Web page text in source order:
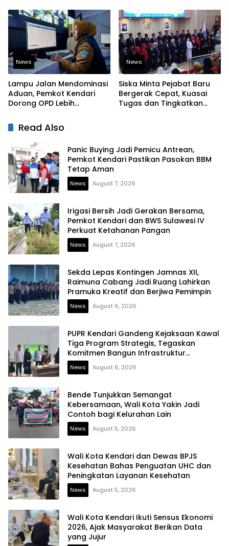
News
Lampu Jalan Mendominasi
Aduan, Pemkot Kendari
Dorong OPD Lebih
Laporan Warga
News
Siska Minta Pejabat Baru
Bergerak Cepat, Kuasai
Tugas dan Tingkatkan
Read Also
Panic Buying Jadi Pemicu Antrean,
Pemkot Kendari Pastikan Pasokan BBM
Tetap Aman
News August 7, 2026
Irigasi Bersih Jadi Gerakan Bersama,
Pemkot Kendari dan BWS Sulawesi IV
Perkuat Ketahanan Pangan
News August 7, 2026
Sekda Lepas Kontingen Jamnas XII,
Raimuna Cabang Jadi Ruang Lahirkan
Pramuka Kreatif dan Berjiwa Pemimpin
News August 6, 2026
PUPR Kendari Gandeng Kejaksaan Kawal
Tiga Program Strategis, Tegaskan
Komitmen Bangun Infrastruktur
Berintegritas
News August 6, 2026
Bende Tunjukkan Semangat
Kebersamaan, Wali Kota Yakin Jadi
Contoh bagi Kelurahan Lain
News August 5, 2026
Wali Kota Kendari dan Dewas BPJS
Kesehatan Bahas Penguatan UHC dan
Peningkatan Layanan Kesehatan
News August 5, 2026
Wali Kota Kendari Ikuti Sensus Ekonomi
2026, Ajak Masyarakat Berikan Data
yang Jujur